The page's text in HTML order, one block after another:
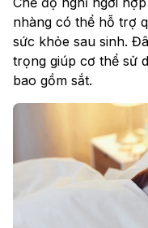
nhàng có thể hỗ trợ
sức khỏe sau sinh.
trọng giúp cơ thể sử
bao gồm sắt.